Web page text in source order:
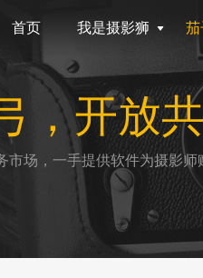
首页 我是摄影狮 茄
，开放
市场，一手提供软件为摄影师